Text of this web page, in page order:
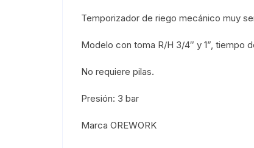
Temporizador de riego mecánico muy
Modelo con toma R/H 3/4″ y 1”, tiempo
No requiere pilas.
Presión: 3 bar
Marca OREWORK